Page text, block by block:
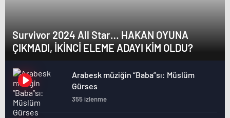
Survivor 2024 All Star… HAKAN OYUNA
ÇIKMADI, İKİNCİ ELEME ADAYI KİM OLDU?
Arabesk müziğin “Baba”sı: Müslüm
Gürses
355 izlenme